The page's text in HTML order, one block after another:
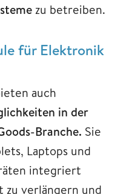
zu betreiben.
für Elektronik
auch
in der
Branche. Sie
Laptops und
integriert
zu verlängern und